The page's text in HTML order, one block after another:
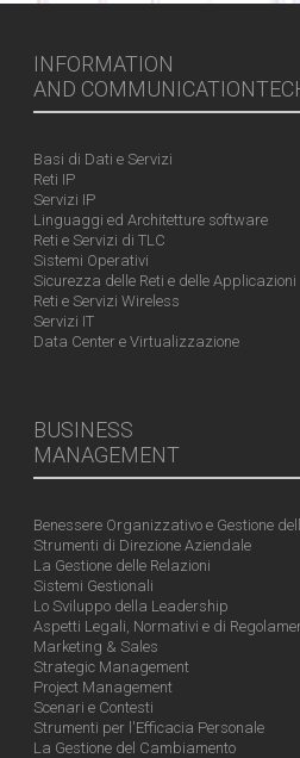
INFORMATION
AND
Basi di Dati e Servizi
Reti IP
Servizi IP
Linguaggi ed Architetture software
Reti e Servizi di TLC
Sistemi Operativi
Sicurezza delle Reti e delle Applicazioni
Reti e Servizi Wireless
Servizi IT
Data Center e Virtualizzazione
BUSINESS
MANAGEMENT
Benessere Organizzativo e Gestione
Strumenti di Direzione Aziendale
La Gestione delle Relazioni
Sistemi Gestionali
Lo Sviluppo della Leadership
Aspetti Legali, Normativi e di
Marketing & Sales
Strategic Management
Project Management
Scenari e Contesti
Strumenti per l'Efficacia Personale
La Gestione del Cambiamento